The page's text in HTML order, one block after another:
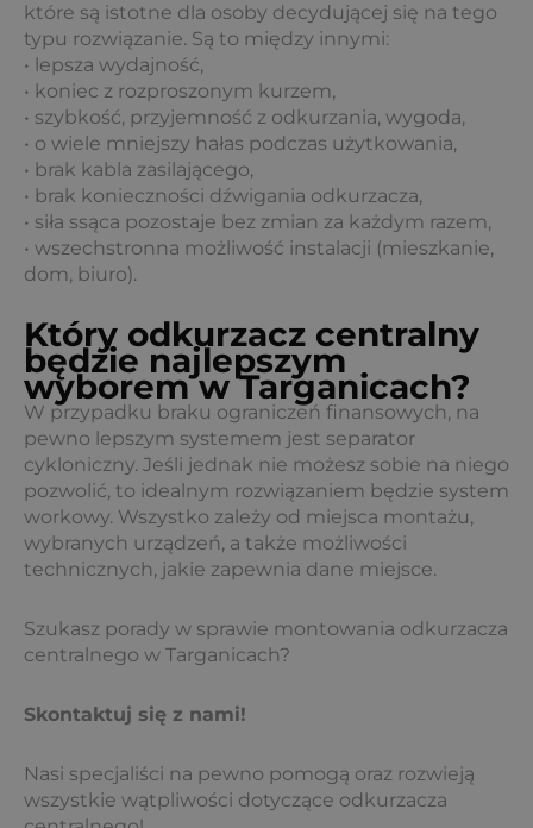
które są istotne dla osoby decydującej się na tego
typu rozwiązanie. Są to między innymi:
• lepsza wydajność,
• koniec z rozproszonym kurzem,
• szybkość, przyjemność z odkurzania, wygoda,
• o wiele mniejszy hałas podczas użytkowania,
• brak kabla zasilającego,
• brak konieczności dźwigania odkurzacza,
• siła ssąca pozostaje bez zmian za każdym razem,
• wszechstronna możliwość instalacji (mieszkanie,
dom, biuro).
Który odkurzacz centralny
będzie najlepszym
wyborem w Targanicach?
W przypadku braku ograniczeń finansowych, na
pewno lepszym systemem jest separator
cykloniczny. Jeśli jednak nie możesz sobie na niego
pozwolić, to idealnym rozwiązaniem będzie system
workowy. Wszystko zależy od miejsca montażu,
wybranych urządzeń, a także możliwości
technicznych, jakie zapewnia dane miejsce.
Szukasz porady w sprawie montowania odkurzacza
centralnego w Targanicach?
Skontaktuj się z nami!
Nasi specjaliści na pewno pomogą oraz rozwieją
wszystkie wątpliwości dotyczące odkurzacza